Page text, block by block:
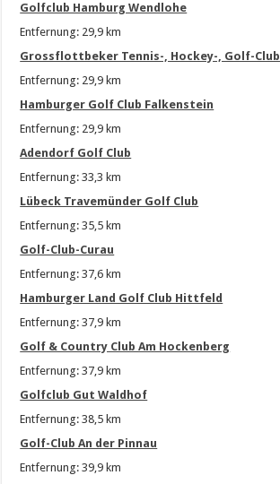
Golfclub Hamburg Wendlohe
Entfernung: 29,9 km
Grossflottbeker Tennis-, Hockey-, Golf-Club
Entfernung: 29,9 km
Hamburger Golf Club Falkenstein
Entfernung: 29,9 km
Adendorf Golf Club
Entfernung: 33,3 km
Lübeck Travemünder Golf Club
Entfernung: 35,5 km
Golf-Club-Curau
Entfernung: 37,6 km
Hamburger Land Golf Club Hittfeld
Entfernung: 37,9 km
Golf & Country Club Am Hockenberg
Entfernung: 37,9 km
Golfclub Gut Waldhof
Entfernung: 38,5 km
Golf-Club An der Pinnau
Entfernung: 39,9 km